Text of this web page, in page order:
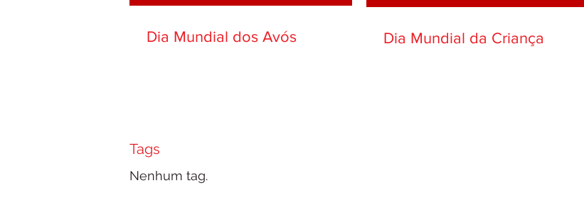
Dia Mundial dos Avós Dia Mundial da Criança
Tags
Nenhum tag.